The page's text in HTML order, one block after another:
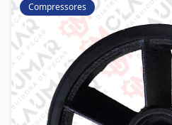
Compressores